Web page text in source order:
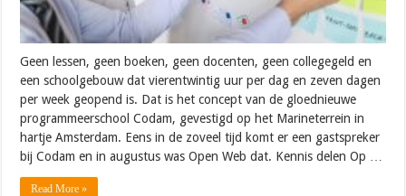
Geen lessen, geen boeken, geen docenten, geen collegegeld en
een schoolgebouw dat vierentwintig uur per dag en zeven dagen
per week geopend is. Dat is het concept van de gloednieuwe
programmeerschool Codam, gevestigd op het Marineterrein in
hartje Amsterdam. Eens in de zoveel tijd komt er een gastspreker
bij Codam en in augustus was Open Web dat. Kennis delen Op …
Read More »